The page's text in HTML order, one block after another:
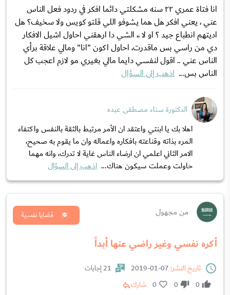
انا فتاة عمري ٢٢ سنه مشكلتي دائما افكر في ردود فعل الناس
عني ، يعني افكر هل هما يشوفو اللي قلتو كويس ولا سخيف؟ هل
اديتهم انطباع جيد ؟ او لا ،، الشي دا ارهقني احاول اشيل الافكار
دي من راسي بس ماقدرت، احاول اكون "انا" ومالي علاقة برأي
الناس عني .. اقول لنفسي دايما مالي بغيري مو لازم اعجب كل
الناس بس... اذهب إلى السؤال
الدكتورة سناء مصطفى عبده
اهلا بك يا ابنتي واعتقد ان الأمر مرتبط بالثقة بالنفس واكتفاء
المرء بذاته وقناعته بافكاره واعماله وان ما يقوم به صحيح،
الامر الثاني اعلمي ان ارضاء الناس غاية لا تدرك، وانه مهما
حاولت وعملت سيكون هناك... اذهب إلى السؤال
من مجهول
أكره نفسي وغير راضي عنها أبداً
قضايا نفسية
تاريخ النشر:
21 إجابات
0
0
0 شارك